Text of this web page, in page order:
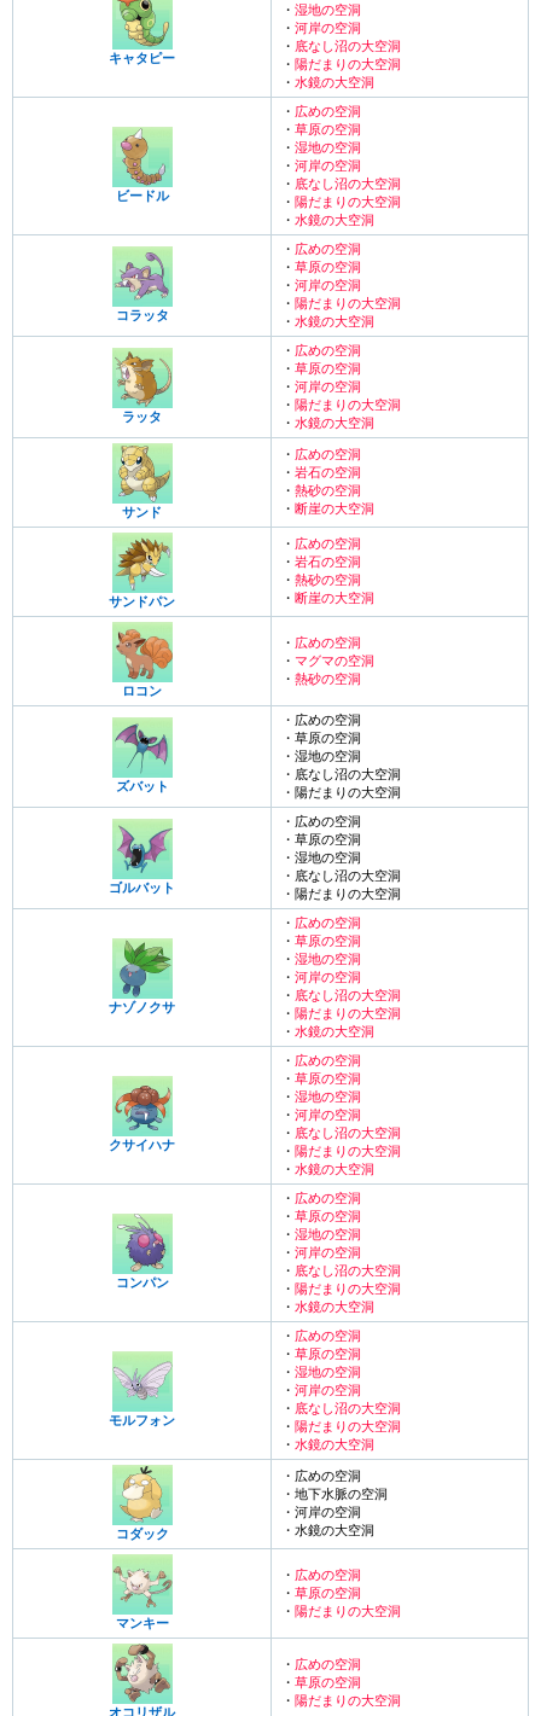
キャタピー
・ 湿地の空洞
・ 河岸の空洞
・ 底なし沼の大空洞
・ 陽だまりの大空洞
・ 水鏡の大空洞
ビードル
・ 広めの空洞
・ 草原の空洞
・ 湿地の空洞
・ 河岸の空洞
・ 底なし沼の大空洞
・ 陽だまりの大空洞
・ 水鏡の大空洞
コラッタ
・ 広めの空洞
・ 草原の空洞
・ 河岸の空洞
・ 陽だまりの大空洞
・ 水鏡の大空洞
ラッタ
・ 広めの空洞
・ 草原の空洞
・ 河岸の空洞
・ 陽だまりの大空洞
・ 水鏡の大空洞
サンド
・ 広めの空洞
・ 岩石の空洞
・ 熱砂の空洞
・ 断崖の大空洞
サンドパン
・ 広めの空洞
・ 岩石の空洞
・ 熱砂の空洞
・ 断崖の大空洞
ロコン
・ 広めの空洞
・ マグマの空洞
・ 熱砂の空洞
ズバット
・広めの空洞
・草原の空洞
・湿地の空洞
・底なし沼の大空洞
・陽だまりの大空洞
ゴルバット
・広めの空洞
・草原の空洞
・湿地の空洞
・底なし沼の大空洞
・陽だまりの大空洞
ナゾノクサ
・ 広めの空洞
・ 草原の空洞
・ 湿地の空洞
・ 河岸の空洞
・ 底なし沼の大空洞
・ 陽だまりの大空洞
・ 水鏡の大空洞
クサイハナ
・ 広めの空洞
・ 草原の空洞
・ 湿地の空洞
・ 河岸の空洞
・ 底なし沼の大空洞
・ 陽だまりの大空洞
・ 水鏡の大空洞
コンパン
・ 広めの空洞
・ 草原の空洞
・ 湿地の空洞
・ 河岸の空洞
・ 底なし沼の大空洞
・ 陽だまりの大空洞
・ 水鏡の大空洞
モルフォン
・ 広めの空洞
・ 草原の空洞
・ 湿地の空洞
・ 河岸の空洞
・ 底なし沼の大空洞
・ 陽だまりの大空洞
・ 水鏡の大空洞
コダック
・広めの空洞
・地下水脈の空洞
・河岸の空洞
・水鏡の大空洞
マンキー
・ 広めの空洞
・ 草原の空洞
・ 陽だまりの大空洞
オコリザル
・ 広めの空洞
・ 草原の空洞
・ 陽だまりの大空洞